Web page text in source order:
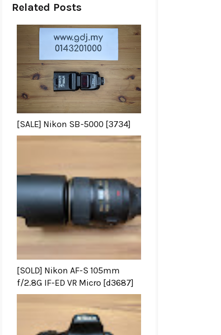
Related Posts
[SALE] Nikon SB-5000 [3734]
[SOLD] Nikon AF-S 105mm
f/2.8G IF-ED VR Micro [d3687]